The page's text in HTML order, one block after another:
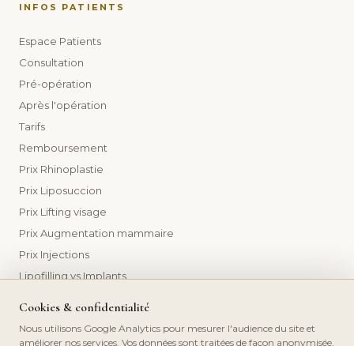
INFOS PATIENTS
Espace Patients
Consultation
Pré-opération
Après l'opération
Tarifs
Remboursement
Prix Rhinoplastie
Prix Liposuccion
Prix Lifting visage
Prix Augmentation mammaire
Prix Injections
Lipofilling vs Implants
Cookies & confidentialité
Nous utilisons Google Analytics pour mesurer l'audience du site et
améliorer nos services. Vos données sont traitées de façon anonymisée,